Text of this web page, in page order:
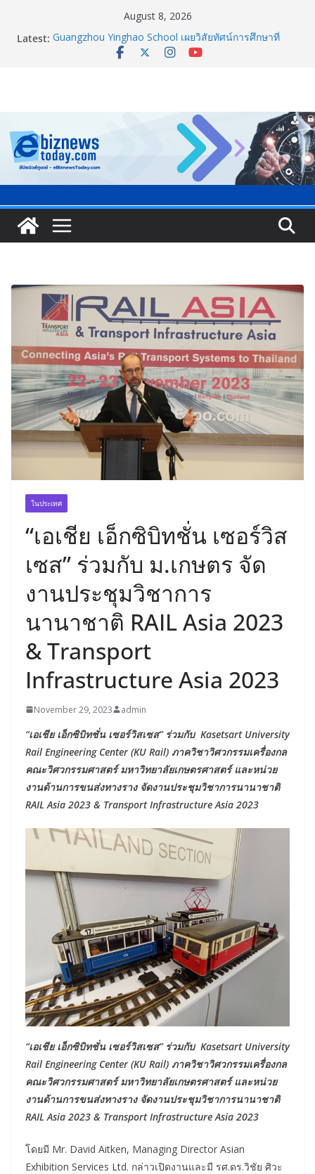
August 8, 2026
Latest: Guangzhou Yinghao School เผยวิสัยทัศน์การศึกษาที่
พร้อมรับอนาคต
วัยอันควร ทำสูญเสียทางเศรษฐกิจมหาศาล 1.6 ล้านล้าน
ภาครัฐ-เอกชนจับมือสัมมนาใหญ่ ยกระดับอุตสาหกรรมเซ
รามิกไทยสู่สากล พร้อมชวนผู้ประกอบไทยร่วมงาน
“Ceramics Vietnam & Stone Vietnam 2026”
อลิอันซ์ อยุธยา ส่งเสริมคนไทยเตรียมพร้อมรับมือวิกฤต
นิทรรศการยกระดับ…ความเป็นห่วง” ในงาน Hug
HeartYai
ในประเทศ
“เอเชีย เอ็กซิบิทชั่น เซอร์วิส
เซส” ร่วมกับ ม.เกษตร จัด
งานประชุมวิชาการ
นานาชาติ RAIL Asia 2023
& Transport
Infrastructure Asia 2023
November 29, 2023 admin
“เอเชีย เอ็กซิบิทชั่น เซอร์วิสเซส” ร่วมกับ Kasetsart University
Rail Engineering Center (KU Rail) ภาควิชาวิศวกรรมเครื่องกล
คณะวิศวกรรมศาสตร์ มหาวิทยาลัยเกษตรศาสตร์ และหน่วย
งานด้านการขนส่งทางราง จัดงานประชุมวิชาการนานาชาติ
RAIL Asia 2023 & Transport Infrastructure Asia 2023
“เอเชีย เอ็กซิบิทชั่น เซอร์วิสเซส” ร่วมกับ Kasetsart University
Rail Engineering Center (KU Rail) ภาควิชาวิศวกรรมเครื่องกล
คณะวิศวกรรมศาสตร์ มหาวิทยาลัยเกษตรศาสตร์ และหน่วย
งานด้านการขนส่งทางราง จัดงานประชุมวิชาการนานาชาติ
RAIL Asia 2023 & Transport Infrastructure Asia 2023
โดยมี Mr. David Aitken, Managing Director Asian
Exhibition Services Ltd. กล่าวเปิดงานและมี รศ.ดร.วิชัย ศิวะ